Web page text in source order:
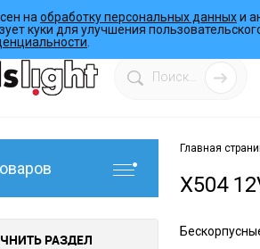
Инструкции Работы
РАЗДЕЛ
Главная
X504
на обработку персональных данныхи
куки для улучшения